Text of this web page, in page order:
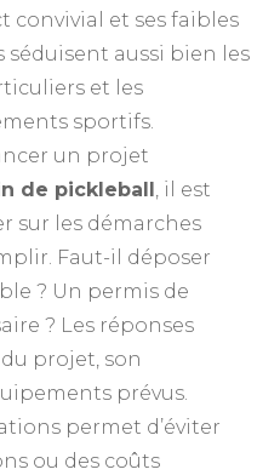
convivial et ses faibles
aussi bien les
et les
sportifs.
un projet
de pickleball, il est
sur les démarches
Faut-il déposer
? Un permis de
? Les réponses
projet, son
prévus.
permet d’éviter
ou des coûts